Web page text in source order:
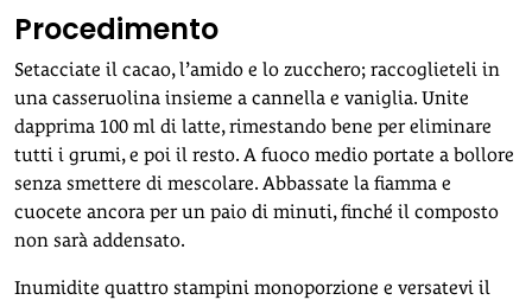
Procedimento
Setacciate il cacao, l’amido e lo zucchero; raccoglieteli in
una casseruolina insieme a cannella e vaniglia. Unite
dapprima 100 ml di latte, rimestando bene per eliminare
tutti i grumi, e poi il resto. A fuoco medio portate a bollore
senza smettere di mescolare. Abbassate la fiamma e
cuocete ancora per un paio di minuti, finché il composto
non sarà addensato.
Inumidite quattro stampini monoporzione e versatevi il